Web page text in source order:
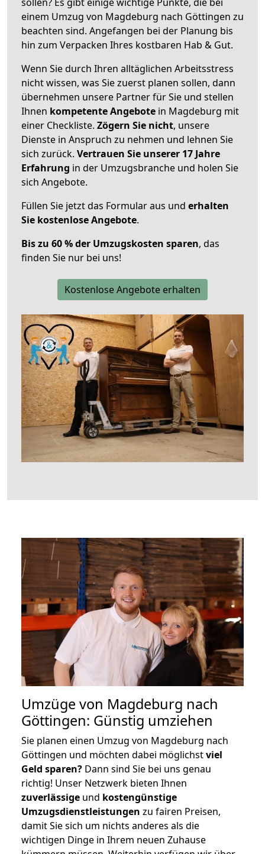
einem Umzug von Magdeburg nach Göttingen zu
beachten sind. Angefangen bei der Planung bis
hin zum Verpacken Ihres kostbaren Hab & Gut.
Wenn Sie durch Ihren alltäglichen Arbeitsstress
nicht wissen, was Sie zuerst planen sollen, dann
übernehmen unsere Partner für Sie und stellen
Ihnen kompetente Angebote in Magdeburg mit
einer Checkliste. Zögern Sie nicht, unsere
Dienste in Anspruch zu nehmen und lehnen Sie
sich zurück. Vertrauen Sie unserer 17 Jahre
Erfahrung in der Umzugsbranche und holen Sie
sich Angebote.
Füllen Sie jetzt das Formular aus und erhalten
Sie kostenlose Angebote.
Bis zu 60 % der Umzugskosten sparen, das
finden Sie nur bei uns!
Kostenlose Angebote erhalten
Umzüge von Magdeburg nach
Göttingen: Günstig umziehen
Sie planen einen Umzug von Magdeburg nach
Göttingen und möchten dabei möglichstviel
Geld sparen? Dann sind Sie bei uns genau
richtig! Unser Netzwerk bieten Ihnen
zuverlässige und kostengünstige
Umzugsdienstleistungen zu fairen Preisen,
damit Sie sich um nichts anderes als die
wichtigen Dinge in Ihrem neuen Zuhause